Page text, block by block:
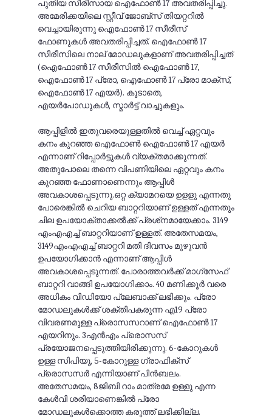
പുതിയ സീരീസായ ഐഫോൺ 17 അവതരിപ്പിച്ചു.
അമേരിക്കയിലെ സ്റ്റീവ് ജോബ്സ് തിയറ്ററിൽ
വെച്ചായിരുന്നു ഐഫോണ്‍ 17 സീരീസ്
ഫോണുകള്‍ അവതരിപ്പിച്ചത്. ഐഫോൺ 17
സീരീസിലെ നാല് മോഡലുകളാണ് അവതരിപ്പിച്ചത്
(ഐഫോണ്‍ 17 സീരീസില്‍ ഐഫോണ്‍ 17,
ഐഫോണ്‍ 17 പ്രോ, ഐഫോണ്‍ 17 പ്രോ മാക്സ്,
ഐഫോണ്‍ 17 എയര്‍). കൂടാതെ,
എയർപോഡുകൾ, സ്മാർട്ട് വാച്ചുകളും.
ആപ്പിളിൽ ഇതുവരെയുള്ളതില്‍ വെച്ച് ഏറ്റവും
കനം കുറഞ്ഞ ഐഫോൺ ഐഫോണ്‍ 17 എയര്‍
എന്നാണ് റിപ്പോര്‍ട്ടുകള്‍ വ്യക്തമാക്കുന്നത്.
അതുപോലെ തന്നെ വിപണിയിലെ ഏറ്റവും കനം
കുറഞ്ഞ ഫോണാണെന്നും ആപ്പിൾ
അവകാശപ്പെടുന്നു.ഒറ്റ ക്യാമറയെ ഉളളു എന്നതു
പോരെങ്കില്‍ ചെറിയ ബാറ്ററിയാണ് ഉള്ളത് എന്നതും
ചില ഉപയോക്താക്കല്‍ക്ക് പ്രശ്‌നമായേക്കാം. 3149
എംഎഎച്ച് ബാറ്ററിയാണ് ഉള്ളത്. അതേസമയം,
3149എംഎഎച്ച് ബാറ്ററി മതി ദിവസം മുഴുവന്‍
ഉപയോഗിക്കാന്‍ എന്നാണ് ആപ്പിള്‍
അവകാശപ്പെടുന്നത്. പോരാത്തവര്‍ക്ക് മാഗ്‌സേഫ്
ബാറ്ററി വാങ്ങി ഉപയോഗിക്കാം. 40 മണിക്കൂര്‍ വരെ
അധികം വിഡിയോ പ്ലേബാക്ക് ലഭിക്കും. പ്രോ
മോഡലുകള്‍ക്ക് ശക്തിപകരുന്ന എ19 പ്രോ
വിവരണമുള്ള പ്രൊസസറാണ് ഐഫോണ്‍ 17
എയറിനും. 3എന്‍എം പ്രൊസസ്
പ്രയോജനപ്പെടുത്തിയിരിക്കുന്നു. 6-കോറുകള്‍
ഉള്ള സിപിയു, 5-കോറുള്ള ഗ്രാഫിക്‌സ്
പ്രൊസസര്‍ എന്നിയാണ് പിന്‍ബലം.
അതേസമയം, 8ജിബി റാം മാത്രമേ ഉള്ളു എന്ന
കേള്‍വി ശരിയാണെങ്കില്‍ പ്രോ
മോഡലുകള്‍ക്കൊത്ത കരുത്ത് ലഭിക്കില്ല.